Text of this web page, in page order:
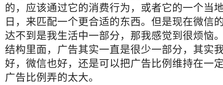
的，应该通过它的消费行为，或者它的一个当
日，来匹配一个更合适的东西。但是现在微信
达不到是我生活中一部分，那我感觉到很烦恼
结构里面，广告其实一直是很少一部分，其实
好，微信也好，还是可以把广告比例维持在一
广告比例弄的太大。